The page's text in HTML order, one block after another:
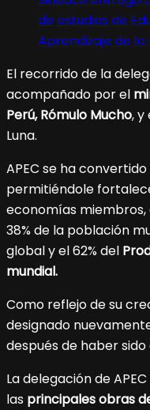
de estudios de
Aprendizaje de la
El recorrido de la
acompañado por el
Perú, Rómulo Mucho, y
Luna.
APEC se ha
permitiéndole
economías
38% de la población
global y el 62% del
mundial.
Como reflejo de su
designado
después de haber sido
La delegación de
las principales obras